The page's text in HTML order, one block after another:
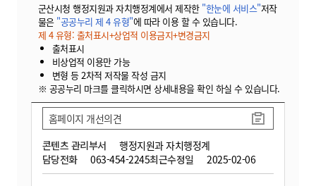
군산시청 행정지원과 자치행정계에서 제작한 "한눈에 서비스"저작
물은 "공공누리 제 4 유형"에 따라 이용 할 수 있습니다.
제 4 유형: 출처표시+상업적 이용금지+변경금지
출처표시
비상업적 이용만 가능
변형 등 2차적 저작물 작성 금지
※ 공공누리 마크를 클릭하시면 상세내용을 확인 하실 수 있습니다.
콘텐츠 관리부서
행정지원과 자치행정계
담당전화
063-454-2245최근수정일 2025-02-06
홈페이지 개선의견